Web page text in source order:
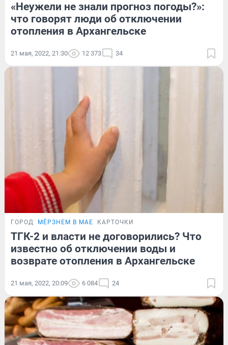
«Неужели не знали прогноз погоды?»:
что говорят люди об отключении
отопления в Архангельске
21 мая, 2022, 21:30 12 373 34
ГОРОД МЁРЗНЕМ В МАЕ КАРТОЧКИ
ТГК-2 и власти не договорились? Что
известно об отключении воды и
возврате отопления в Архангельске
21 мая, 2022, 20:09 6 084 24